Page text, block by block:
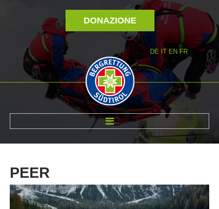
DONAZIONE
DE IT EN FR
PEER